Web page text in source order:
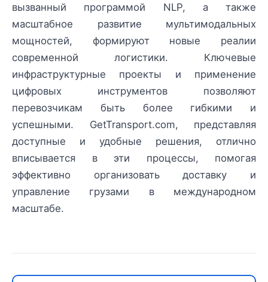
вызванный программой NLP, а также
масштабное развитие мультимодальных
мощностей, формируют новые реалии
современной логистики. Ключевые
инфраструктурные проекты и применение
цифровых инструментов позволяют
перевозчикам быть более гибкими и
успешными. GetTransport.com, представляя
доступные и удобные решения, отлично
вписывается в эти процессы, помогая
эффективно организовать доставку и
управление грузами в международном
масштабе.